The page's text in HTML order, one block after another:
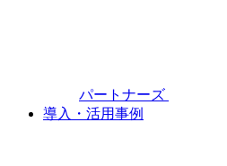
パートナーズ
導入・活用事例